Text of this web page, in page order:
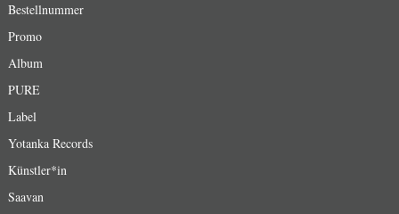
Bestellnummer
Promo
Album
PURE
Label
Yotanka Records
Künstler*in
Saavan